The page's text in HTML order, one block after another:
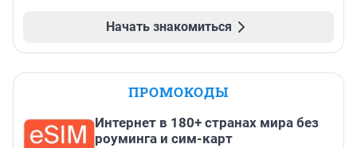
Начать знакомиться
ПРОМОКОДЫ
Интернет в 180+ странах мира без
роуминга и сим-карт